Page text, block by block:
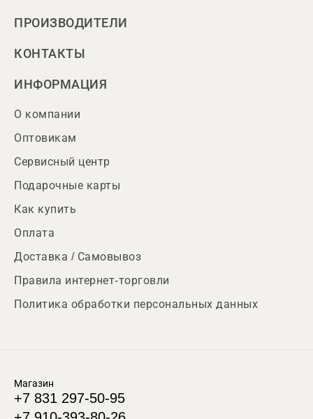
ПРОИЗВОДИТЕЛИ
КОНТАКТЫ
ИНФОРМАЦИЯ
О компании
Оптовикам
Сервисный центр
Подарочные карты
Как купить
Оплата
Доставка / Самовывоз
Правила интернет-торговли
Политика обработки персональных данных
Магазин
+7 831 297-50-95